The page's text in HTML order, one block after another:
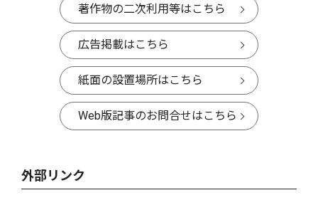
著作物の二次利用等はこちら
広告掲載はこちら
紙面の設置場所はこちら
Web版記事のお問合せはこちら
外部リンク